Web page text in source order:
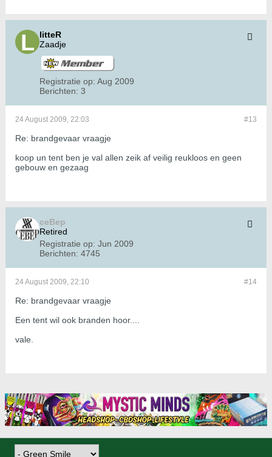
litteR
Zaadje
Registratie op: Aug 2009
Berichten: 3
#13
24 August 2009, 22:03
Re: brandgevaar vraagje
koop un tent ben je val allen zeik af veilig reukloos en geen
gebouw en gezaag
ceBep
Retired
Registratie op: Jun 2009
Berichten: 4745
#14
24 August 2009, 22:10
Re: brandgevaar vraagje
Een tent wil ook branden hoor....
vale.